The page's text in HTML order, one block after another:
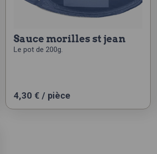
sauce morilles st jean
Le pot de 200g.
4,30€ / pièce